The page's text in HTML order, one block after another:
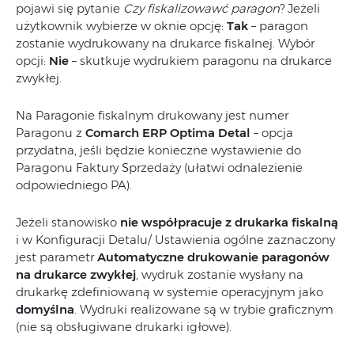
pojawi się pytanie Czy fiskalizowawć paragon? Jeżeli
użytkownik wybierze w oknie opcję: Tak – paragon
zostanie wydrukowany na drukarce fiskalnej. Wybór
opcji: Nie – skutkuje wydrukiem paragonu na drukarce
zwykłej.
Na Paragonie fiskalnym drukowany jest numer
Paragonu z Comarch ERP Optima Detal – opcja
przydatna, jeśli będzie konieczne wystawienie do
Paragonu Faktury Sprzedaży (ułatwi odnalezienie
odpowiedniego PA).
Jeżeli stanowisko nie współpracuje z drukarka fiskalną
i w Konfiguracji Detalu/ Ustawienia ogólne zaznaczony
jest parametrAutomatyczne drukowanie paragonów
na drukarce zwykłej, wydruk zostanie wysłany na
drukarkę zdefiniowaną w systemie operacyjnym jako
domyślna. Wydruki realizowane są w trybie graficznym
(nie są obsługiwane drukarki igłowe).